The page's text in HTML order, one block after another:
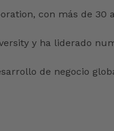
con más de
y ha liderado
de negocio